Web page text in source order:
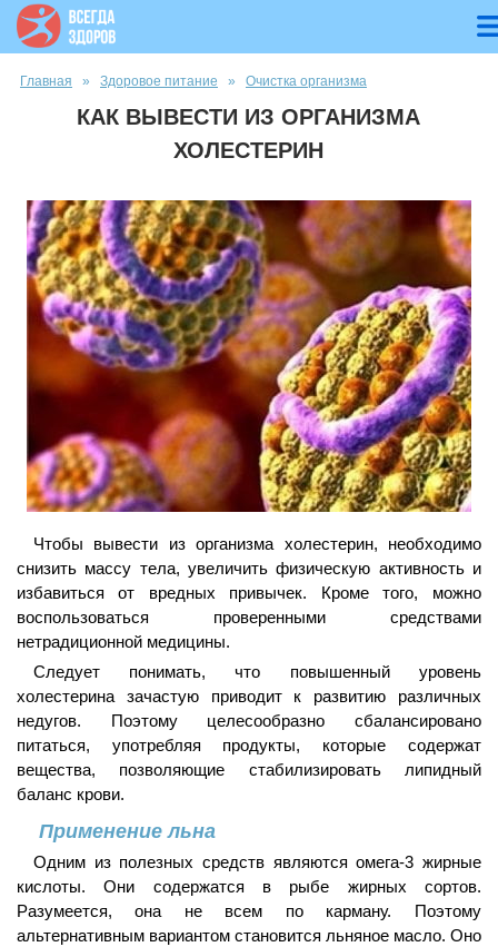
Вы здесь
Главная » Здоровое питание » Очистка организма
КАК ВЫВЕСТИ ИЗ ОРГАНИЗМА
ХОЛЕСТЕРИН
Чтобы вывести из организма холестерин, необходимо
снизить массу тела, увеличить физическую активность и
избавиться от вредных привычек. Кроме того, можно
воспользоваться проверенными средствами
нетрадиционной медицины.
Следует понимать, что повышенный уровень
холестерина зачастую приводит к развитию различных
недугов. Поэтому целесообразно сбалансировано
питаться, употребляя продукты, которые содержат
вещества, позволяющие стабилизировать липидный
баланс крови.
Применение льна
Одним из полезных средств являются омега-3 жирные
кислоты. Они содержатся в рыбе жирных сортов.
Разумеется, она не всем по карману. Поэтому
альтернативным вариантом становится льняное масло. Оно